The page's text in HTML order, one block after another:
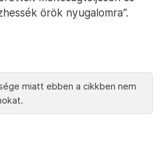
örök nyugalomra”.
miatt ebben a cikkben nem